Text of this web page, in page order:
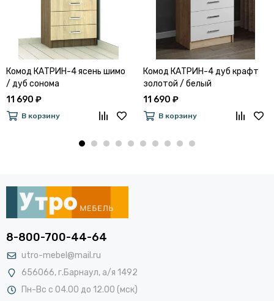
Комод КАТРИН-4 ясень шимо
/ дуб сонома
11 690 ₽
В корзину
Комод КАТРИН-4 дуб крафт
золотой / белый
11 690 ₽
В корзину
8-800-700-44-64
utro-mebel@mail.ru
656066, г.Барнаул, а/я 1492
Пн-Вс с 04.00 до 12.00 (мск)